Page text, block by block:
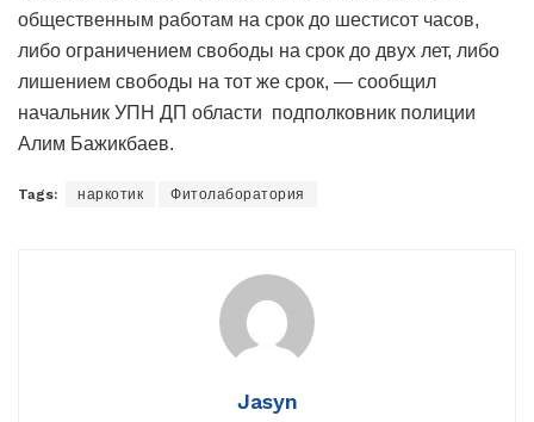
общественным работам на срок до шестисот часов,
либо ограничением свободы на срок до двух лет, либо
лишением свободы на тот же срок, — сообщил
начальник УПН ДП области подполковник полиции
Алим Бажикбаев.
Tags: наркотик Фитолаборатория
Jasyn